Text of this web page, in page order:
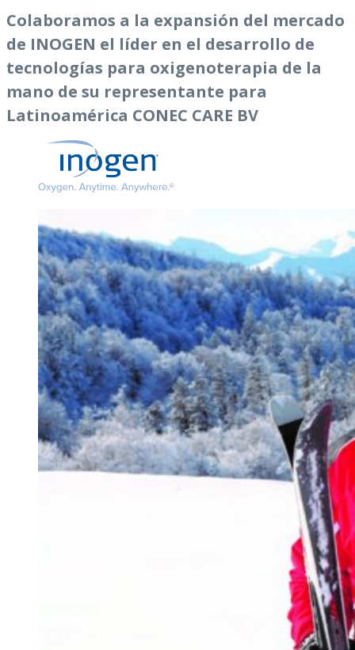
Colaboramos a la expansión del mercado
de INOGEN el líder en el desarrollo de
tecnologías para oxigenoterapia de la
mano de su representante para
Latinoamérica CONEC CARE BV